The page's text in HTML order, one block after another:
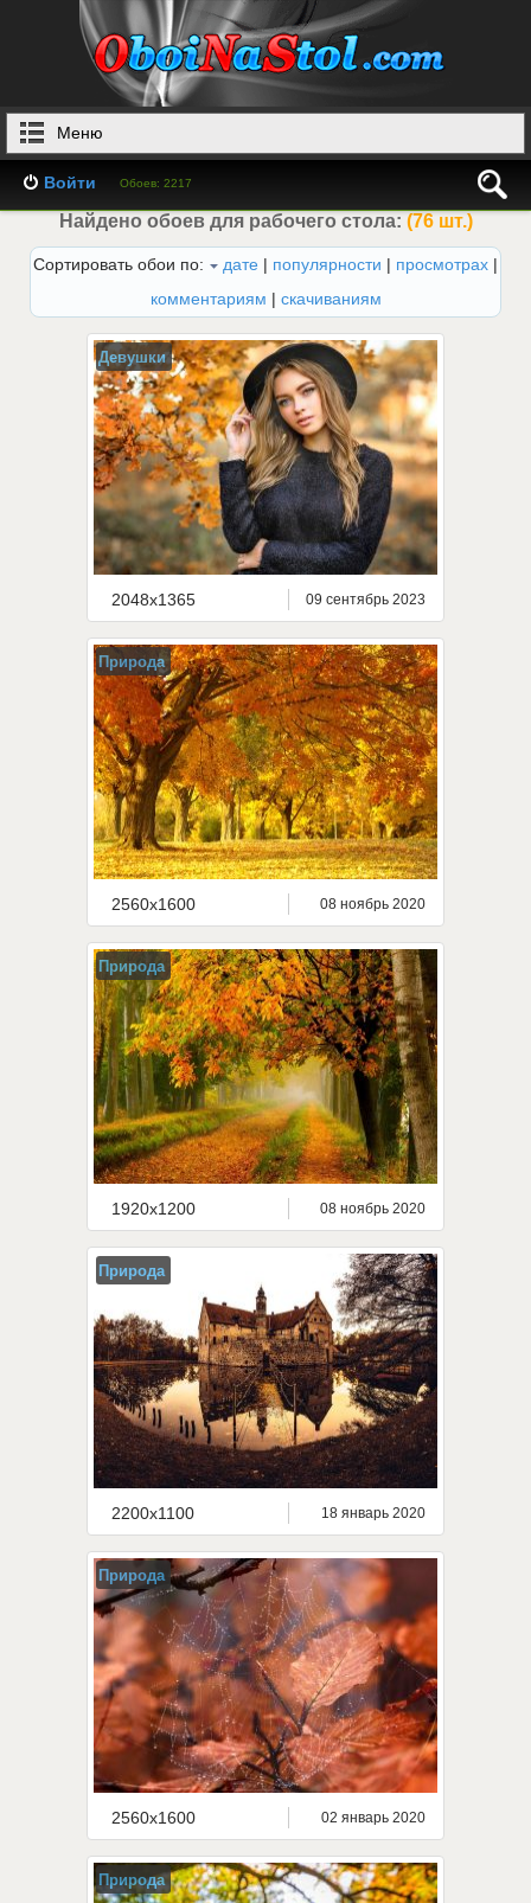
Меню
Войти Обоев: 2217
Найдено обоев для рабочего стола: (76 шт.)
Сортировать обои по: дате | популярности | просмотрах |
комментариям | скачиваниям
Девушки
2048x1365 09 сентябрь 2023
Природа
2560x1600 08 ноябрь 2020
Природа
1920x1200 08 ноябрь 2020
Природа
2200x1100 18 январь 2020
Природа
2560x1600 02 январь 2020
Природа